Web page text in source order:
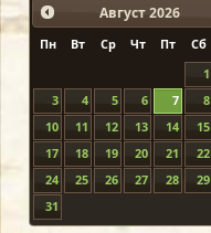
Август 2026
Пн Вт Ср Чт Пт Сб
1
3
4 5 6 7 8
10
11 12 13 14 15
17
18 19 20 21 22
24
25 26 27 28 29
31